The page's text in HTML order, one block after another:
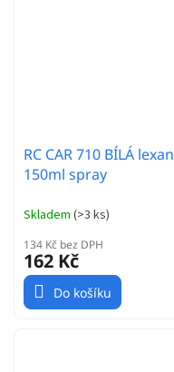
RC CAR 710 BÍLÁ lexan
150ml spray
Skladem (>3 ks)
134 Kč bez DPH
162 Kč
Do košíku